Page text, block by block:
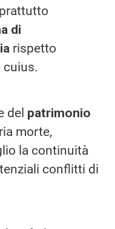
di
rispetto
cuius.
del patrimonio
morte,
la continuità
conflitti di